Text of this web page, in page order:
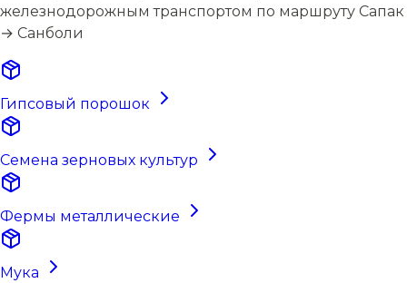
железнодорожным транспортом по маршруту Сапак
→ Санболи
Гипсовый порошок
Семена зерновых культур
Фермы металлические
Мука